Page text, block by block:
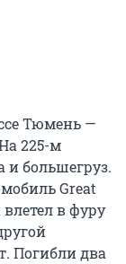
Тюмень —
225-м
и большегруз.
Great
в фуру
Погибли два